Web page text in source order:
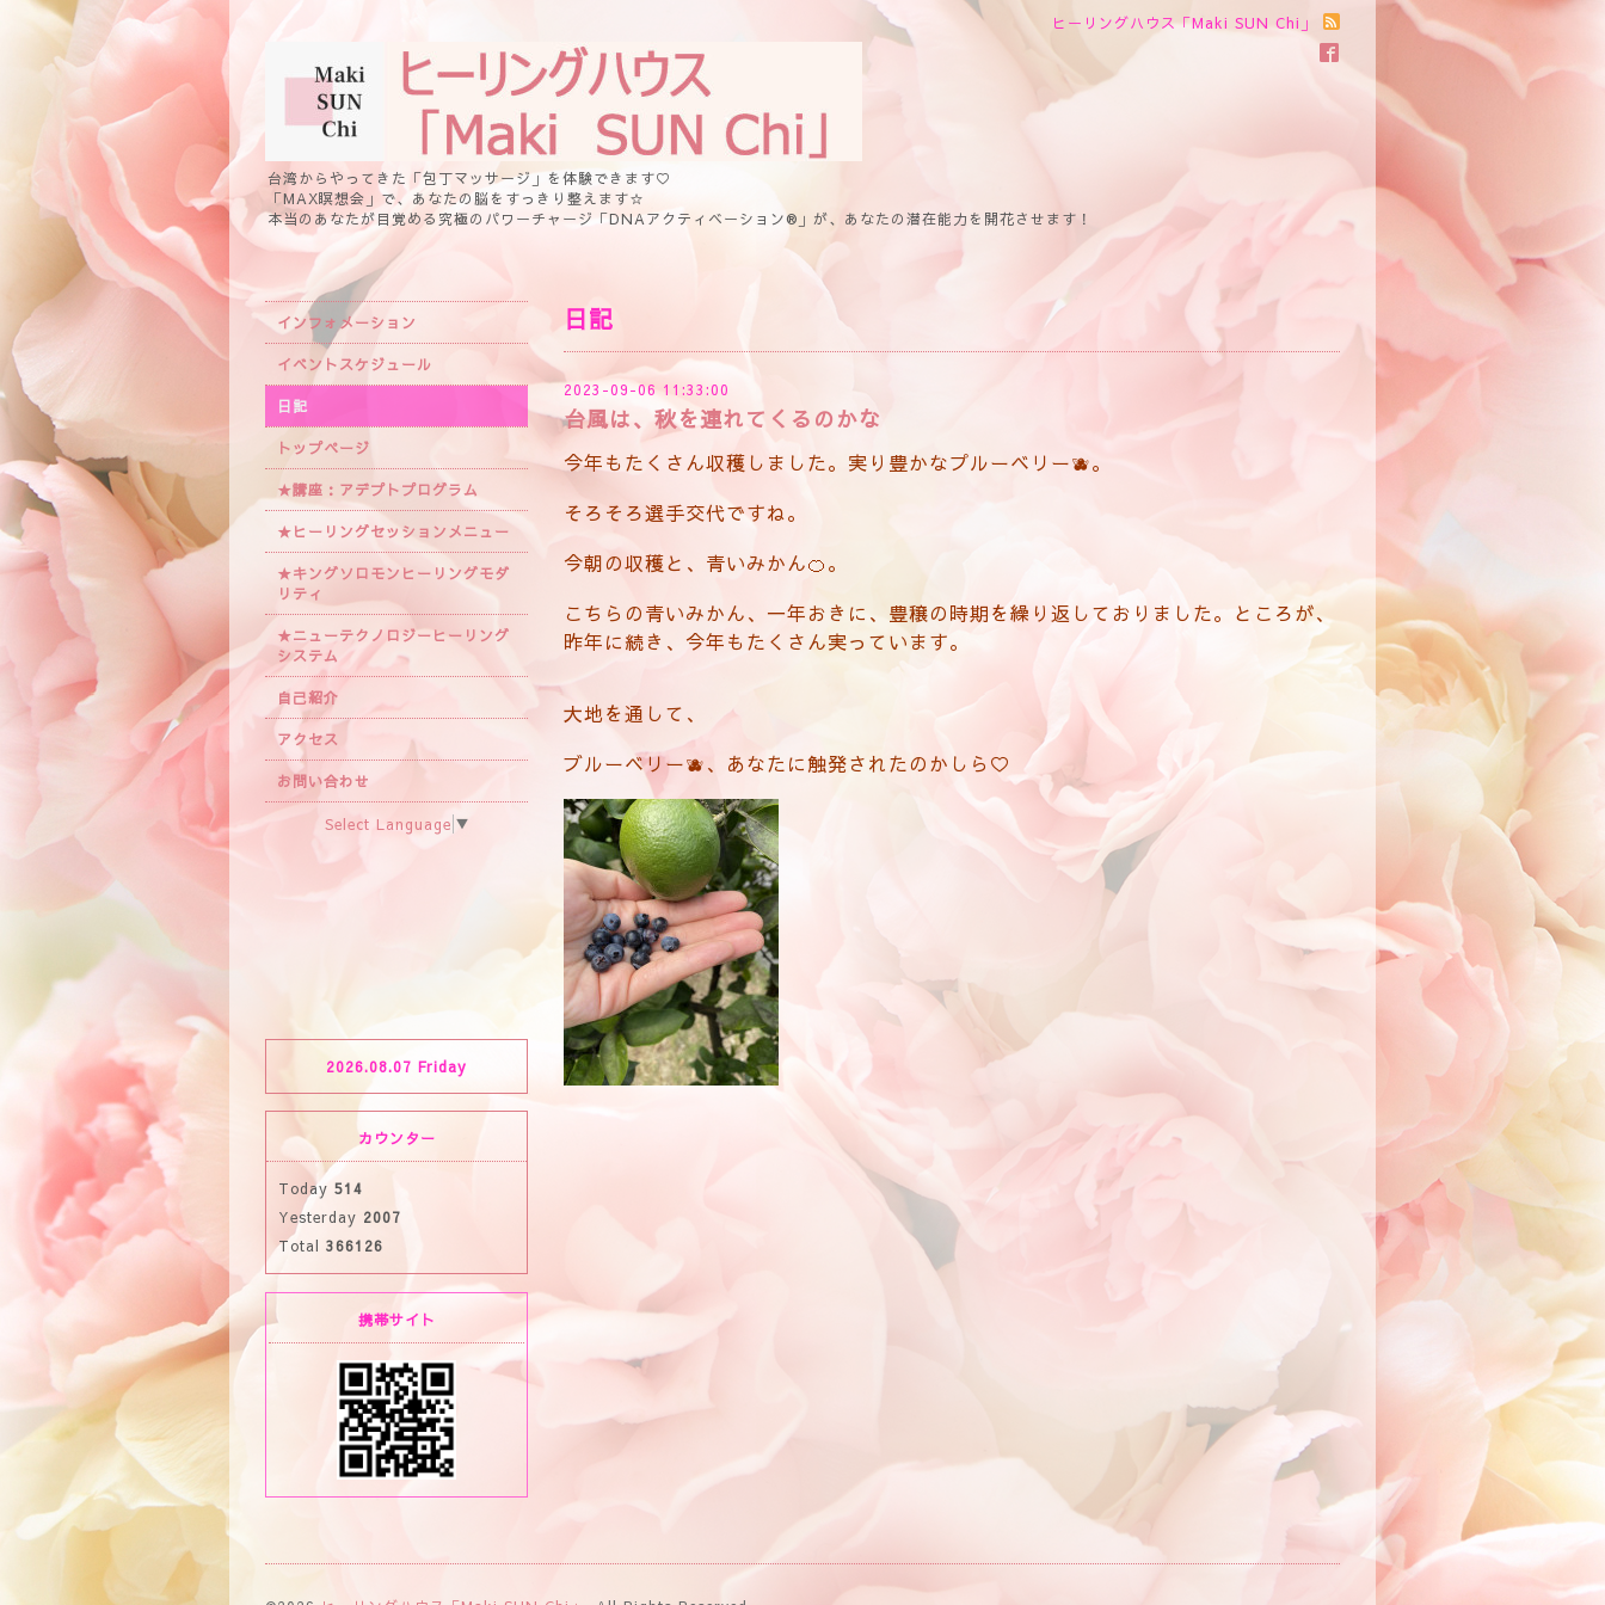
ヒーリングハウス「Maki SUN Chi」
台湾からやってきた「包丁マッサージ」を体験できます♡
「MAX瞑想会」で、あなたの脳をすっきり整えます☆
本当のあなたが目覚める究極のパワーチャージ「DNAアクティベーション®」が、あなたの潜在能力を開花させます！
日記
2023-09-06 11:33:00
台風は、秋を連れてくるのかな
今年もたくさん収穫しました。実り豊かなプルーベリー🫐。
そろそろ選手交代ですね。
今朝の収穫と、青いみかん🍊。
こちらの青いみかん、一年おきに、豊穣の時期を繰り返しておりました。ところが、
昨年に続き、今年もたくさん実っています。
大地を通して、
ブルーベリー🫐、あなたに触発されたのかしら♡
インフォメーション
イベントスケジュール
日記
トップページ
★講座：アデプトプログラム
★ヒーリングセッションメニュー
★キングソロモンヒーリングモダ
リティ
★ニューテクノロジーヒーリング
システム
自己紹介
アクセス
お問い合わせ
Select Language ▼
2026.08.07 Friday
カウンター
Today 514
Yesterday 2007
Total 366126
携帯サイト